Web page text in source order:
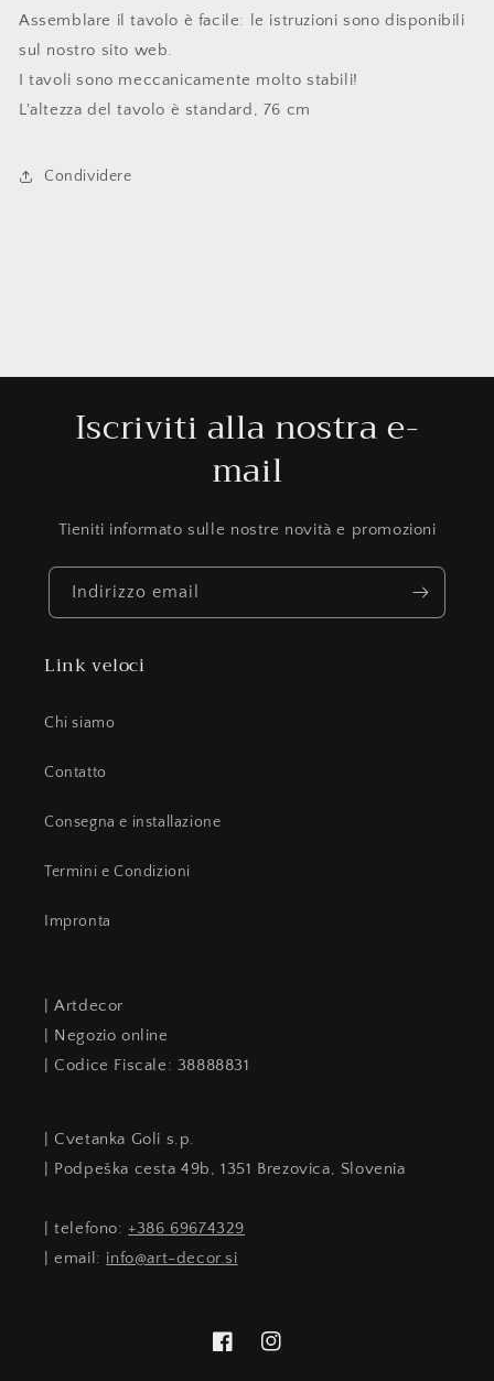
Assemblare il tavolo è facile: le istruzioni sono disponibili
sul nostro sito web.
I tavoli sono meccanicamente molto stabili!
L'altezza del tavolo è standard, 76 cm
Condividere
Iscriviti alla nostra e-
mail
Tieniti informato sulle nostre novità e promozioni
Indirizzo email
Link veloci
Chi siamo
Contatto
Consegna e installazione
Termini e Condizioni
Impronta
| Artdecor
| Negozio online
| Codice Fiscale: 38888831
| Cvetanka Goli s.p.
| Podpeška cesta 49b, 1351 Brezovica, Slovenia
| telefono:+386 69674329
| email: info@art-decor.si
FacebookInstagram